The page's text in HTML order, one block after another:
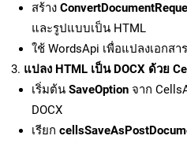
สร้าง
และรูปแบบเป็น HTML
ใช้ WordsApi เพื่อแปลงเอกสา
แปลง HTML เป็น DOCX ด้วย
เริ่มต้น SaveOption จาก
DOCX
เรียก